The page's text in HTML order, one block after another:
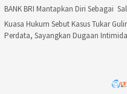
BANK BRI Mantapkan Diri Sebagai
Kuasa Hukum Sebut Kasus Tukar
Perdata, Sayangkan Dugaan